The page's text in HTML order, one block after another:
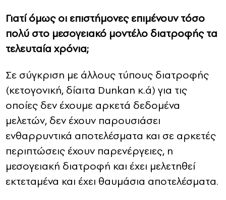
Γιατί όμως οι επιστήμονες επιμένουν τόσο
πολύ στο μεσογειακό μοντέλο διατροφής τα
τελευταία χρόνια;
Σε σύγκριση με άλλους τύπους διατροφής
(κετογονική, δίαιτα Dunkan κ.ά) για τις
οποίες δεν έχουμε αρκετά δεδομένα
μελετών, δεν έχουν παρουσιάσει
ενθαρρυντικά αποτελέσματα και σε αρκετές
περιπτώσεις έχουν παρενέργειες, η
μεσογειακή διατροφή και έχει μελετηθεί
εκτεταμένα και έχει θαυμάσια αποτελέσματα.